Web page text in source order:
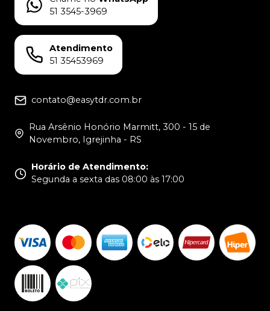
51 3545-3969
Atendimento
51 35453969
contato@easytdr.com.br
Rua Arsênio Honório Marmitt, 300 - 15 de
Novembro, Igrejinha - RS
Horário de Atendimento:
Segunda a sexta das 08:00 às 17:00